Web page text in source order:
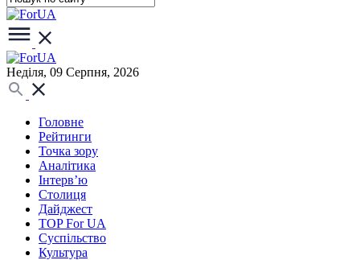
Неділя, 09 Серпня, 2026
Головне
Рейтинги
Точка зору
Аналітика
Інтерв’ю
Столиця
Дайджест
TOP For UA
Суспiльство
Культура